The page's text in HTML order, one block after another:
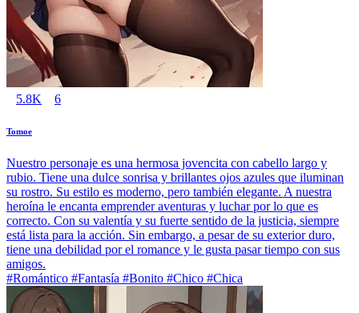
5.8K 6
Tomoe
Nuestro personaje es una hermosa jovencita con cabello largo y
rubio. Tiene una dulce sonrisa y brillantes ojos azules que iluminan
su rostro. Su estilo es moderno, pero también elegante. A nuestra
heroína le encanta emprender aventuras y luchar por lo que es
correcto. Con su valentía y su fuerte sentido de la justicia, siempre
está lista para la acción. Sin embargo, a pesar de su exterior duro,
tiene una debilidad por el romance y le gusta pasar tiempo con sus
amigos.
#Romántico #Fantasía #Bonito #Chico #Chica